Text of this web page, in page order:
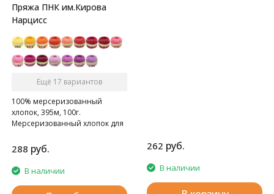
Пряжа ПНК им.Кирова
Нарцисс
Ещё 17 вариантов
100% мерсеризованный
хлопок, 395м, 100г.
Мерсеризованный хлопок для
вязания.
288 руб.
В наличии
262 руб.
В наличии